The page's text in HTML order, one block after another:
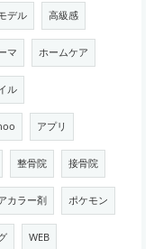
デル 高級感
マ ホームケア
ル
アプリ
整骨院 接骨院
カラー剤 ポケモン
WEB